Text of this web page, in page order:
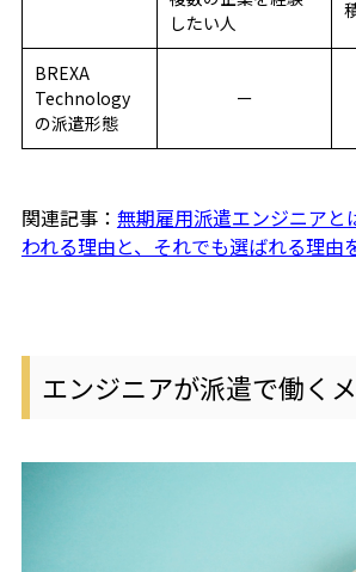
したい人
BREXA
Technology
の派遣形態
ー
関連記事： 無期雇用派遣エンジニアと
われる理由と、それでも選ばれる理由
エンジニアが派遣で働く